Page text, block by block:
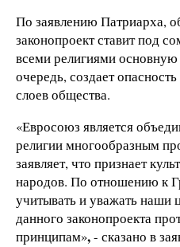
По заявлению Патриарха,
законопроект ставит под
всеми религиями
очередь, создает
слоев общества.
«Евросоюз является
религии многообразным
заявляет, что признает
народов. По отношению к
учитывать и уважать наши
данного законопроекта
принципам»,- сказано в